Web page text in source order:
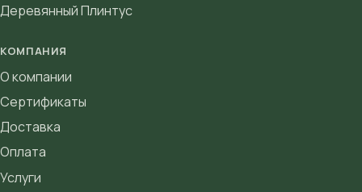
Деревянный Плинтус
КОМПАНИЯ
О компании
Сертификаты
Доставка
Оплата
Услуги